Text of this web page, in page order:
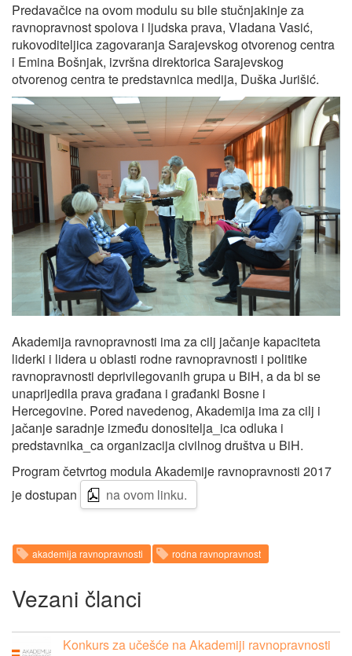
Predavačice na ovom modulu su bile stučnjakinje za
ravnopravnost spolova i ljudska prava, Vladana Vasić,
rukovoditeljica zagovaranja Sarajevskog otvorenog centra
i Emina Bošnjak, izvršna direktorica Sarajevskog
otvorenog centra te predstavnica medija, Duška Jurišić.
Akademija ravnopravnosti ima za cilj jačanje kapaciteta
liderki i lidera u oblasti rodne ravnopravnosti i politike
ravnopravnosti deprivilegovanih grupa u BiH, a da bi se
unaprijedila prava građana i građanki Bosne i
Hercegovine. Pored navedenog, Akademija ima za cilj i
jačanje saradnje između donositelja_ica odluka i
predstavnika_ca organizacija civilnog društva u BiH.
Program četvrtog modula Akademije ravnopravnosti 2017
je dostupan
na ovom linku.
akademija ravnopravnosti rodna ravnopravnost
Vezani članci
Konkurs za učešće na Akademiji ravnopravnosti